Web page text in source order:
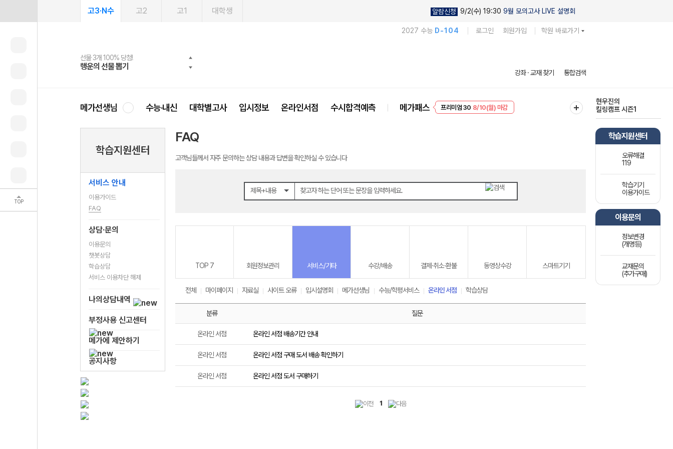
TOP
고3·N수 고2 고1 대학생 알람신청 9/2(수) 19:30 9월 모의고사 LIVE 설명회
2027 수능 D-104 로그인 회원가입 학원 바로가기
선물 3개 100% 당첨!
행운의 선물 뽑기
선물 100% 증정!
메가스터디 X 올리브
여름방학 스터디 캐시백
메가런 썸머스쿨
2027 러셀 단과
강사 공개선발
스마트러닝앱
설문 EVENT
메가패스
3일 무료 체험권
메가패스 수강생 무료혜택!
메가클럽 멤버십
사회공헌 캠페인
희망이룸 메가나눔
강좌 · 교재 찾기 통합검색
메가선생님 수능·내신 대학별고사 입시정보 온라인서점 수시합격예측 메가패스
프리미엄 30 8/10(월) 마감
현우진의
킬링캠프 시즌1
학습지원센터
서비스 안내
이용가이드
FAQ
상담·문의
이용문의
챗봇상담
학습상담
서비스 이용차단 해제
나의상담내역
부정사용 신고센터
메가에 제안하기
공지사항
FAQ
고객님들께서 자주 문의하는 상담 내용과 답변을 확인하실 수 있습니다
제목+내용 찾고자 하는 단어 또는 문장을 입력하세요.
TOP 7 회원정보관리 서비스/기타
전체 마이페이지 자료실 사이트 오류 입시설명회 메가선생님 수능/학평서비스 온라인 서점 학습상담
수강/배송 결제·취소·환불 동영상수강 스마트기기
분류 질문
온라인 서점 온라인 서점 배송기간 안내
온라인 서점 온라인 서점 구매 도서 배송 확인하기
온라인 서점 온라인 서점 도서 구매하기
1
학습지원센터
오류해결
119
학습기기
이용가이드
이용문의
정보변경
(개명등)
교재문의
(추가구매)